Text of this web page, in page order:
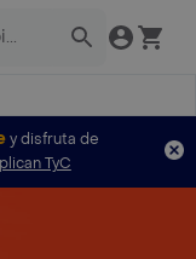
y disfruta de
TyC